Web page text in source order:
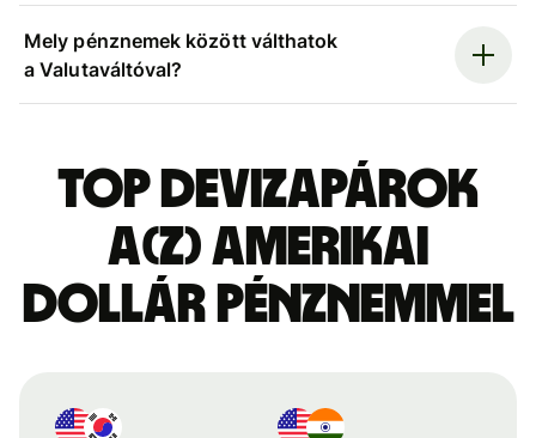
Mely pénznemek között válthatok
a Valutaváltóval?
Top devizapárok
a(z) amerikai
dollár pénznemmel